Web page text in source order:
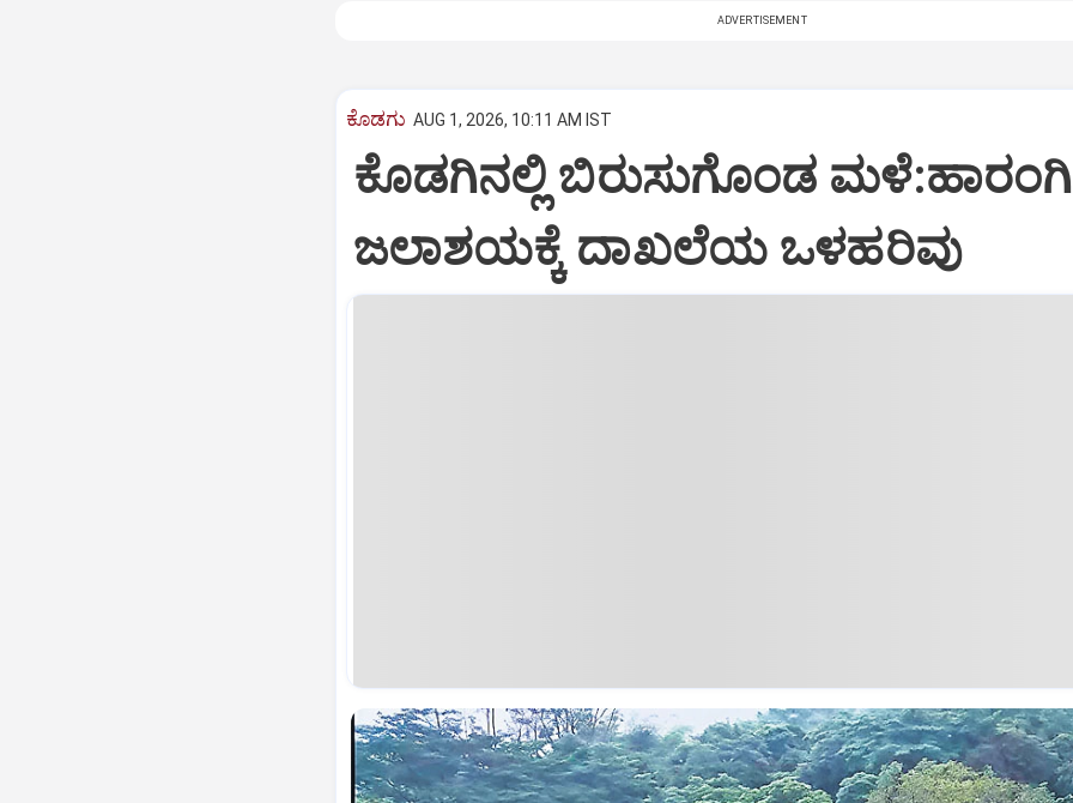
ADVERTISEMENT
ಕೊಡಗು AUG 1, 2026, 10:11 AM IST
ಕೊಡಗಿನಲ್ಲಿ ಬಿರುಸುಗೊಂಡ ಮಳೆ:ಹಾರಂಗಿ
ಜಲಾಶಯಕ್ಕೆ ದಾಖಲೆಯ ಒಳಹರಿವು